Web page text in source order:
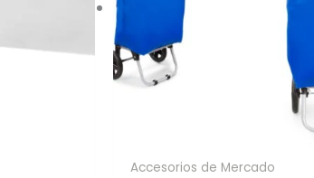
Accesorios de Mercado